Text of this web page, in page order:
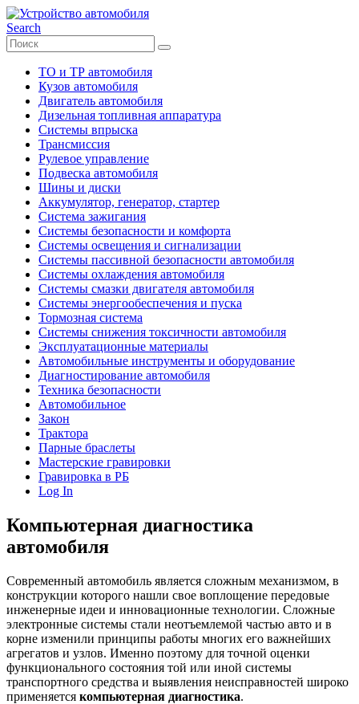
Search
ТО и ТР автомобиля
Кузов автомобиля
Двигатель автомобиля
Дизельная топливная аппаратура
Системы впрыска
Трансмиссия
Рулевое управление
Подвеска автомобиля
Шины и диски
Аккумулятор, генератор, стартер
Система зажигания
Системы безопасности и комфорта
Системы освещения и сигнализации
Системы пассивной безопасности автомобиля
Системы охлаждения автомобиля
Системы смазки двигателя автомобиля
Системы энергообеспечения и пуска
Тормозная система
Системы снижения токсичности автомобиля
Эксплуатационные материалы
Автомобильные инструменты и оборудование
Диагностирование автомобиля
Техника безопасности
Автомобильное
Закон
Трактора
Парные браслеты
Мастерские гравировки
Гравировка в РБ
Log In
Компьютерная диагностика
автомобиля
Современный автомобиль является сложным механизмом, в
конструкции которого нашли свое воплощение передовые
инженерные идеи и инновационные технологии. Сложные
электронные системы стали неотъемлемой частью авто и в
корне изменили принципы работы многих его важнейших
агрегатов и узлов. Именно поэтому для точной оценки
функционального состояния той или иной системы
транспортного средства и выявления неисправностей широко
применяется компьютерная диагностика.